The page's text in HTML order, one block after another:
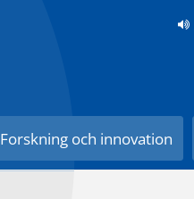
Forskning och innovation